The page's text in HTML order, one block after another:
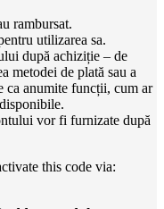
rambursat.
utilizarea sa.
după achiziție – de
metodei de plată sau a
ca anumite funcții, cum ar
vor fi furnizate după
this code via: